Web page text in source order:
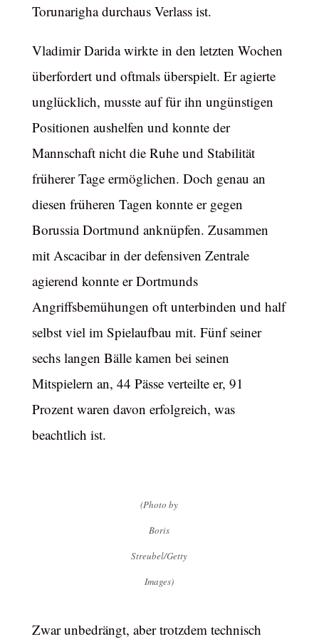
Torunarigha durchaus Verlass ist.
Vladimir Darida wirkte in den letzten Wochen
überfordert und oftmals überspielt. Er agierte
unglücklich, musste auf für ihn ungünstigen
Positionen aushelfen und konnte der
Mannschaft nicht die Ruhe und Stabilität
früherer Tage ermöglichen. Doch genau an
diesen früheren Tagen konnte er gegen
Borussia Dortmund anknüpfen. Zusammen
mit Ascacibar in der defensiven Zentrale
agierend konnte er Dortmunds
Angriffsbemühungen oft unterbinden und half
selbst viel im Spielaufbau mit. Fünf seiner
sechs langen Bälle kamen bei seinen
Mitspielern an, 44 Pässe verteilte er, 91
Prozent waren davon erfolgreich, was
beachtlich ist.
(Photo by
Boris
Streubel/Getty
Images)
Zwar unbedrängt, aber trotzdem technisch